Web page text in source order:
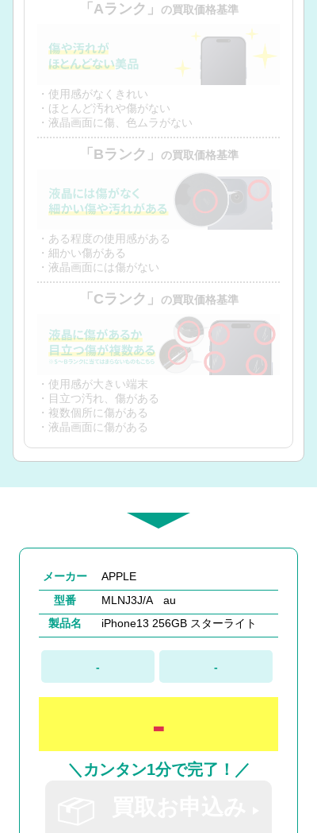
「Aランク」 の買取価格基準
・使用感がなくきれい
・ほとんど汚れや傷がない
・液晶画面に傷、色ムラがない
「Bランク」 の買取価格基準
・ある程度の使用感がある
・細かい傷がある
・液晶画面には傷がない
「Cランク」 の買取価格基準
・使用感が大きい端末
・目立つ汚れ、傷がある
・複数個所に傷がある
・液晶画面に傷がある
メーカー
APPLE
型番
MLNJ3J/A au
製品名
iPhone13 256GB スターライト
- -
-
＼カンタン1分で完了！／